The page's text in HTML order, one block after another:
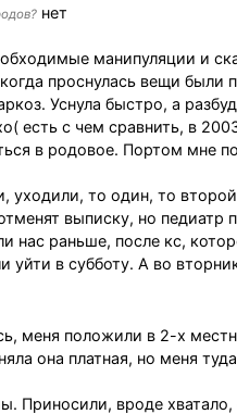
нет
манипуляции и
проснулась вещи
Уснула быстро, а
есть с чем сравнить, в
в родовое. Портом мне
уходили, то один, то
выписку, но
нас раньше, после кс,
в субботу. А во
меня положили в 2-х
она платная, но меня
Приносили, вроде